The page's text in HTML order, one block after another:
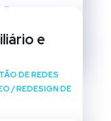
e
DE REDES
/REDESIGN DE